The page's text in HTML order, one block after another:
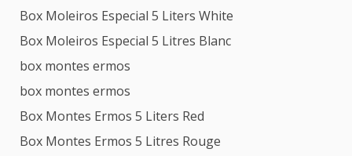
Box Moleiros Especial 5 Liters White
Box Moleiros Especial 5 Litres Blanc
box montes ermos
box montes ermos
Box Montes Ermos 5 Liters Red
Box Montes Ermos 5 Litres Rouge